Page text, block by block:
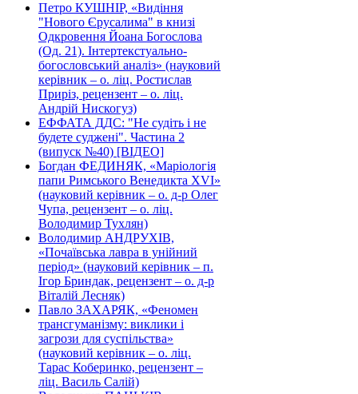
Петро КУШНІР, «Видіння
"Нового Єрусалима" в книзі
Одкровення Йоана Богослова
(Од. 21). Інтертекстуально-
богословський аналіз» (науковий
керівник – о. ліц. Ростислав
Приріз, рецензент – о. ліц.
Андрій Нискогуз)
ЕФФАТА ДДС: "Не судіть і не
будете суджені". Частина 2
(випуск №40) [ВІДЕО]
Богдан ФЕДИНЯК, «Маріологія
папи Римського Венедикта XVI»
(науковий керівник – о. д-р Олег
Чупа, рецензент – о. ліц.
Володимир Тухлян)
Володимир АНДРУХІВ,
«Почаївська лавра в унійний
період» (науковий керівник – п.
Ігор Бриндак, рецензент – о. д-р
Віталій Лесняк)
Павло ЗАХАРЯК, «Феномен
трансгуманізму: виклики і
загрози для суспільства»
(науковий керівник – о. ліц.
Тарас Коберинко, рецензент –
ліц. Василь Салій)